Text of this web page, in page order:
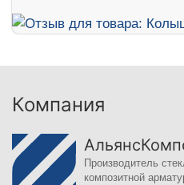
Компания
Производитель
композитной